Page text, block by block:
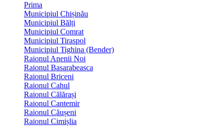
Prima
Municipiul Chișinău
Municipiul Bălți
Municipiul Comrat
Municipiul Tiraspol
Municipiul Tighina (Bender)
Raionul Anenii Noi
Raionul Basarabeasca
Raionul Briceni
Raionul Cahul
Raionul Călărași
Raionul Cantemir
Raionul Căușeni
Raionul Cimișlia